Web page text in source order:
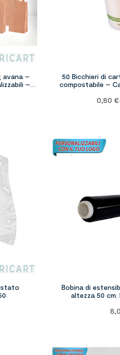
avana –
–
50 Bicchieri di
compostabile –
0,80 €
Bobina di
altezza 50 cm.